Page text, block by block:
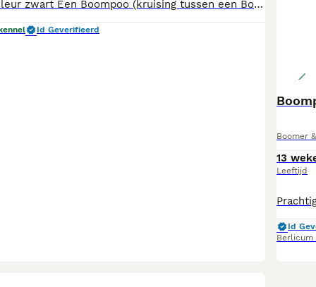
Prachtige pups kleur zwart Een Boompoo (kruising tussen een Boomer en een Poedel) staat bekend als een sociaal, lief, leergierig en aanhankelijk gezelschapshondje. Het is een ideale gezinshond die dol is op aandacht, erg speels is en zich makkelijk aanpast aan de leefomgeving.
Id Geverifieerd
Boomer
13
Leeftijd
Id
Berlicum